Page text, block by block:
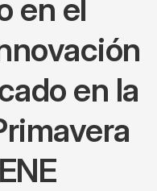
en el
en la